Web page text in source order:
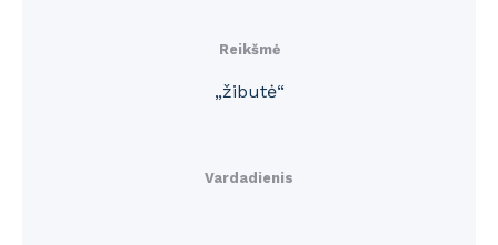
Reikšmė
„žibutė“
Vardadienis